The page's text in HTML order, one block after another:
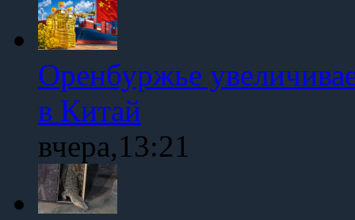
Оренбуржье
в Китай
вчера,13:21